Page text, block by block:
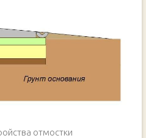
отмостки